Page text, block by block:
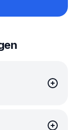
eind 2020